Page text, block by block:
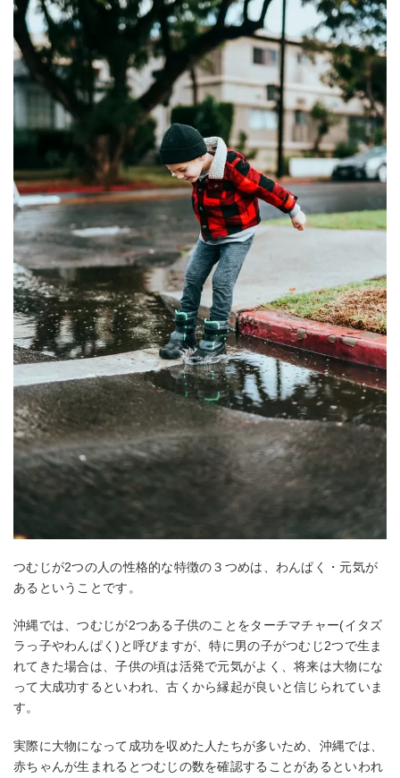
つむじが2つの人の性格的な特徴の３つめは、わんぱく・元気が
あるということです。
沖縄では、つむじが2つある子供のことをターチマチャー(イタズ
ラっ子やわんぱく)と呼びますが、特に男の子がつむじ2つで生ま
れてきた場合は、子供の頃は活発で元気がよく、将来は大物にな
って大成功するといわれ、古くから縁起が良いと信じられていま
す。
実際に大物になって成功を収めた人たちが多いため、沖縄では、
赤ちゃんが生まれるとつむじの数を確認することがあるといわれ